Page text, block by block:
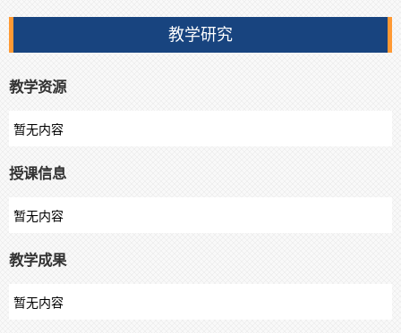
教学研究
教学资源
暂无内容
授课信息
暂无内容
教学成果
暂无内容